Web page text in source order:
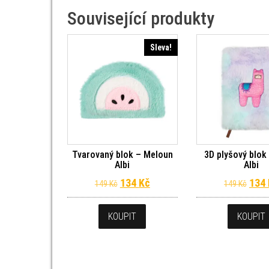
Související produkty
Sleva!
Tvarovaný blok – Meloun
Albi
149Kč Původní cena byla: 149 Kč.
134 KčAktuální cena je: 134 Kč.
KOUPIT
3D plyšový
Albi
149Kč 134
KOUPIT